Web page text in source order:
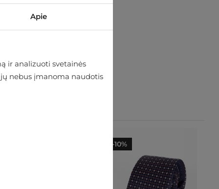
-10%
Apie
ir analizuoti svetainės
nebus įmanoma naudotis